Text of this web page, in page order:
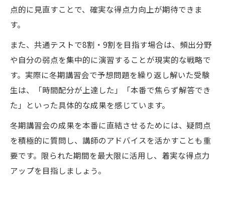
点的に見直すことで、確実な得点力向上が期待できま
す。
また、共通テストで8割・9割を目指す場合は、頻出分野
や自分の弱点を集中的に演習することが現実的な戦略で
す。実際に冬期講習会で予想問題を繰り返し解いた受験
生は、「時間配分が上達した」「本番で焦らず解答でき
た」といった具体的な成果を感じています。
冬期講習会の成果を本番に直結させるためには、疑問点
を積極的に質問し、講師のアドバイスを活かすことも重
要です。限られた期間を最大限に活用し、着実な得点力
アップを目指しましょう。